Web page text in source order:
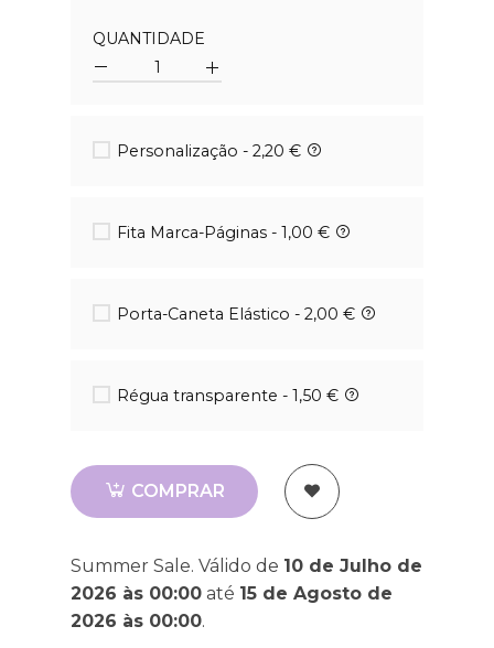
QUANTIDADE
Personalização - 2,20 €
Fita Marca-Páginas - 1,00 €
Porta-Caneta Elástico - 2,00 €
Régua transparente - 1,50 €
COMPRAR
Summer Sale. Válido de 10 de Julho de
2026 às 00:00 até 15 de Agosto de
2026 às 00:00.